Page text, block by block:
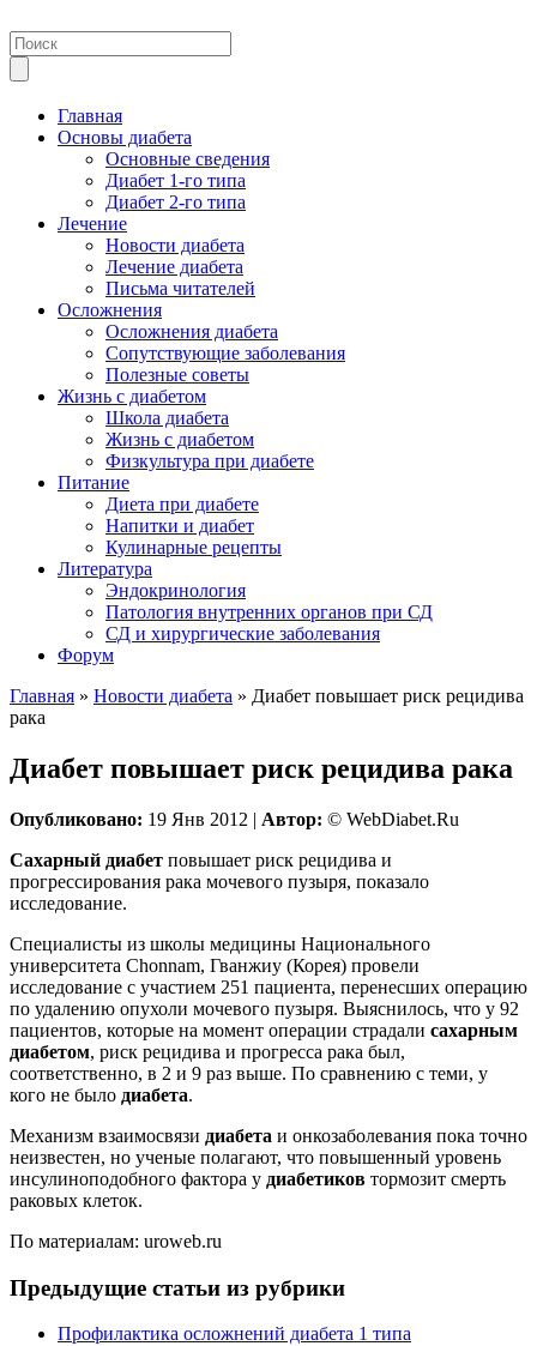
Главная
Основы диабета
Основные сведения
Диабет 1-го типа
Диабет 2-го типа
Лечение
Новости диабета
Лечение диабета
Письма читателей
Осложнения
Осложнения диабета
Сопутствующие заболевания
Полезные советы
Жизнь с диабетом
Школа диабета
Жизнь с диабетом
Физкультура при диабете
Питание
Диета при диабете
Напитки и диабет
Кулинарные рецепты
Литература
Эндокринология
Патология внутренних органов при СД
СД и хирургические заболевания
Форум
Главная » Новости диабета » Диабет повышает риск рецидива
рака
Диабет повышает риск рецидива рака
Опубликовано: 19 Янв 2012 | Автор: © WebDiabet.Ru
Сахарный диабет повышает риск рецидива и
прогрессирования рака мочевого пузыря, показало
исследование.
Специалисты из школы медицины Национального
университета Chonnam, Гванжиу (Корея) провели
исследование с участием 251 пациента, перенесших операцию
по удалению опухоли мочевого пузыря. Выяснилось, что у 92
пациентов, которые на момент операции страдали сахарным
диабетом, риск рецидива и прогресса рака был,
соответственно, в 2 и 9 раз выше. По сравнению с теми, у
кого не было диабета.
Механизм взаимосвязи диабета и онкозаболевания пока точно
неизвестен, но ученые полагают, что повышенный уровень
инсулиноподобного фактора у диабетиков тормозит смерть
раковых клеток.
По материалам: uroweb.ru
Предыдущие статьи из рубрики
Профилактика осложнений диабета 1 типа